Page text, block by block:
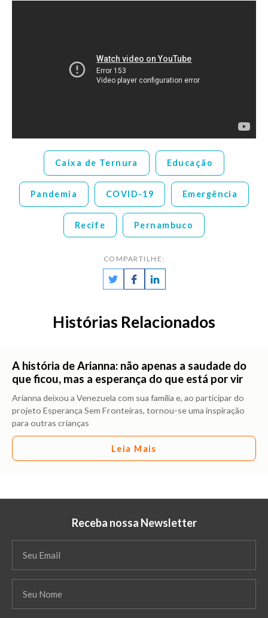
Caixa de Ternura Educação
Pandemia COVID-19 Emergência
Recife Pernambuco
COMPARTILHE:
Histórias Relacionados
A história de Arianna: não apenas a saudade do
que ficou, mas a esperança do que está por vir
Arianna deixou a Venezuela com sua família e, ao participar do
projeto Esperança Sem Fronteiras, tornou-se uma inspiração
para outras crianças
Leia Mais
Receba nossa Newsletter